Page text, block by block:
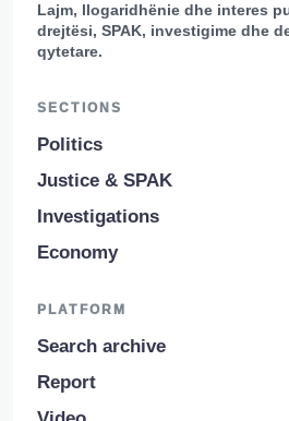
Lajm, llogaridhënie dhe interes
drejtësi, SPAK, investigime dhe
qytetare.
SECTIONS
Politics
Justice & SPAK
Investigations
Economy
PLATFORM
Search archive
Report